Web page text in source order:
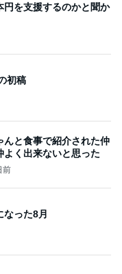
を支援するのかと聞か
初稿
んと食事で紹介された仲
く出来ないと思った
前
った8月